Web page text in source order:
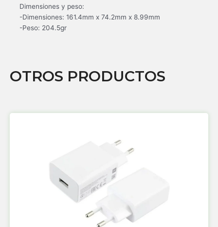
Dimensiones y peso:
-Dimensiones: 161.4mm x 74.2mm x 8.99mm
-Peso: 204.5gr
OTROS PRODUCTOS